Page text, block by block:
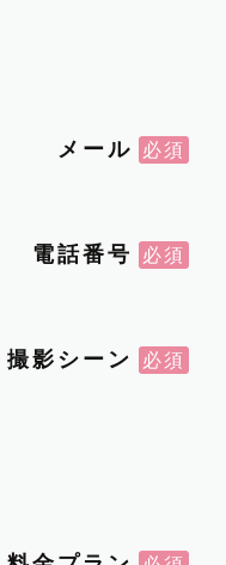
メール
電話番号
撮影シーン